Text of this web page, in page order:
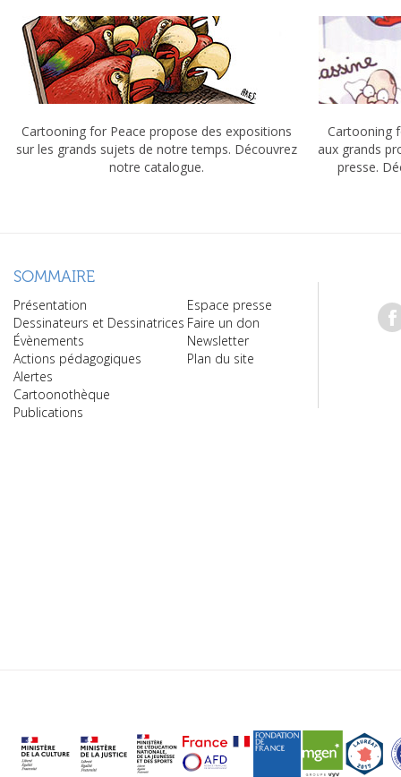
Cartooning for Peace propose des expositions
sur les grands sujets de notre temps. Découvrez
notre catalogue.
Cartooning
aux grands
presse.
SOMMAIRE
Présentation
Dessinateurs et Dessinatrices
Évènements
Actions pédagogiques
Alertes
Cartoonothèque
Publications
Espace presse
Faire un don
Newsletter
Plan du site